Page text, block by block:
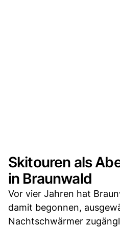
Skitouren als
in Braunwald
Vor vier Jahren hat
damit begonnen,
Nachtschwärmer